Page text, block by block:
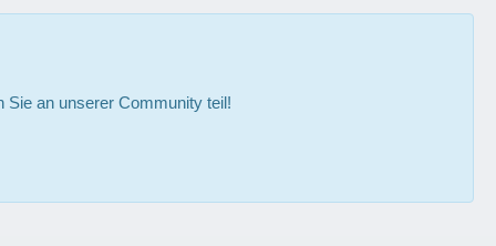
Sie an unserer Community teil!